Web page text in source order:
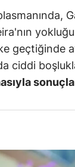
geçtiğinde
ciddi